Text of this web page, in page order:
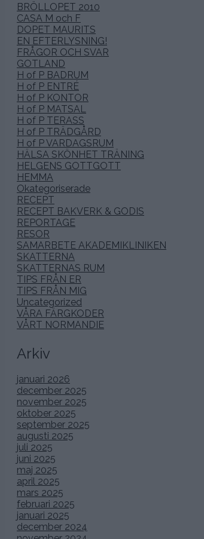
BRÖLLOPET 2010
CASA M och F
DOPET MAURITS
EN EFTERLYSNING!
FRÅGOR OCH SVAR
GOTLAND
H of P BADRUM
H of P ENTRÉ
H of P KONTOR
H of P MATSAL
H of P TERASS
H of P TRÄDGÅRD
H of P VARDAGSRUM
HÄLSA SKÖNHET TRÄNING
HELGENS GOTTGOTT
HEMMA
Okategoriserade
RECEPT
RECEPT BAKVERK & GODIS
REPORTAGE
RESOR
SAMARBETE AKADEMIKLINIKEN
SKATTERNA
SKATTERNAS RUM
TIPS FRÅN ER
TIPS FRÅN MIG
Uncategorized
VÅRA FÄRGKODER
VÅRT NORMANDIE
Arkiv
januari 2026
december 2025
november 2025
oktober 2025
september 2025
augusti 2025
juli 2025
juni 2025
maj 2025
april 2025
mars 2025
februari 2025
januari 2025
december 2024